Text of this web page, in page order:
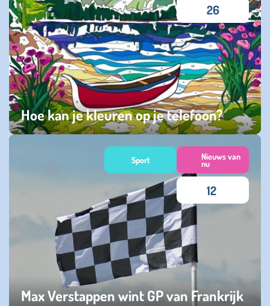
Hoe kan je kleuren op je telefoon?
donderdag 29 december 2022
26
Max Verstappen wint GP van Frankrijk
Sport Nieuws van
nu
12